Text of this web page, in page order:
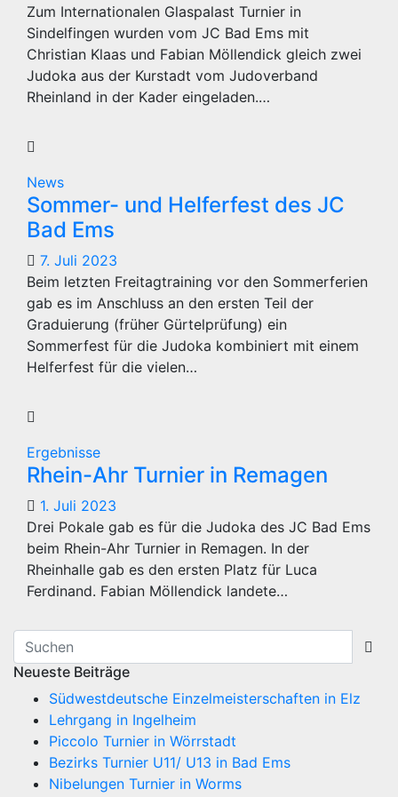
Zum Internationalen Glaspalast Turnier in
Sindelfingen wurden vom JC Bad Ems mit
Christian Klaas und Fabian Möllendick gleich zwei
Judoka aus der Kurstadt vom Judoverband
Rheinland in der Kader eingeladen.…
News
Sommer- und Helferfest des JC
Bad Ems
7. Juli 2023
Beim letzten Freitagtraining vor den Sommerferien
gab es im Anschluss an den ersten Teil der
Graduierung (früher Gürtelprüfung) ein
Sommerfest für die Judoka kombiniert mit einem
Helferfest für die vielen…
Ergebnisse
Rhein-Ahr Turnier in Remagen
1. Juli 2023
Drei Pokale gab es für die Judoka des JC Bad Ems
beim Rhein-Ahr Turnier in Remagen. In der
Rheinhalle gab es den ersten Platz für Luca
Ferdinand. Fabian Möllendick landete…
Neueste Beiträge
Südwestdeutsche Einzelmeisterschaften in Elz
Lehrgang in Ingelheim
Piccolo Turnier in Wörrstadt
Bezirks Turnier U11/ U13 in Bad Ems
Nibelungen Turnier in Worms